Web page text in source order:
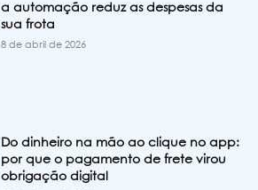
a automação reduz as despesas da
sua frota
8 de abril de 2026
Do dinheiro na mão ao clique no app:
por que o pagamento de frete virou
obrigação digital